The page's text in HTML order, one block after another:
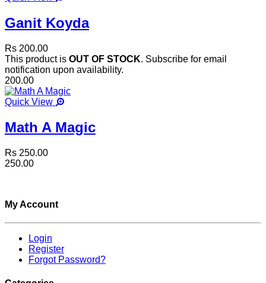
Ganit Koyda
Rs 200.00
This product is OUT OF STOCK. Subscribe for email
notification upon availability.
200.00
Quick View
Math A Magic
Rs 250.00
250.00
My Account
Login
Register
Forgot Password?